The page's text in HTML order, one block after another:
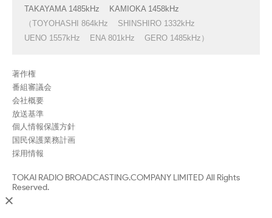
TAKAYAMA 1485kHz
KAMIOKA 1458kHz
（TOYOHASHI 864kHz
SHINSHIRO 1332kHz
UENO 1557kHz
ENA 801kHz GERO 1485kHz）
著作権
番組審議会
会社概要
放送基準
個人情報保護方針
国民保護業務計画
採用情報
TOKAI RADIO BROADCASTING.COMPANY LIMITED All Rights
Reserved.